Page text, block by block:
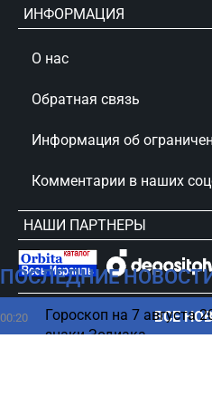
ПОСЛЕДНИЕ
00:20
Гороскоп на 7 августа
знаки Зодиака
ВСЕ
ИНФОРМАЦИЯ
О нас
Обратная связь
Информация об
Комментарии в наших
НАШИ ПАРТНЕРЫ
сursorinfo.co.il © Все